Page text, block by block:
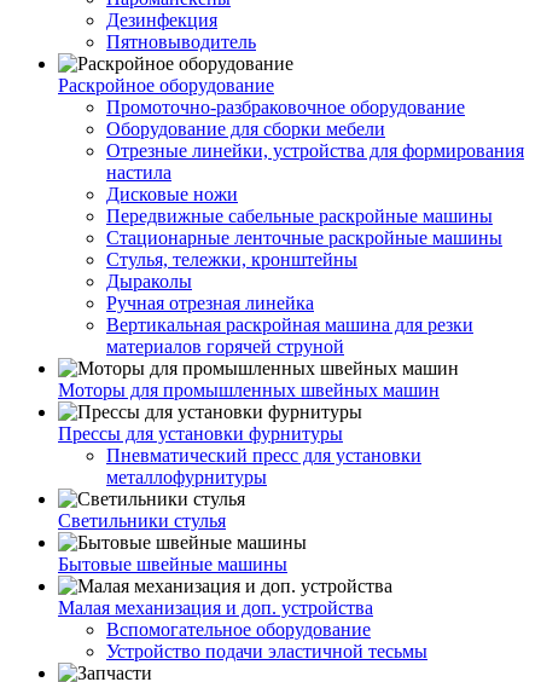
Дезинфекция
Пятновыводитель
Раскройное оборудование
Промоточно-разбраковочное оборудование
Оборудование для сборки мебели
Отрезные линейки, устройства для формирования
настила
Дисковые ножи
Передвижные сабельные раскройные машины
Стационарные ленточные раскройные машины
Стулья, тележки, кронштейны
Дыраколы
Ручная отрезная линейка
Вертикальная раскройная машина для резки
материалов горячей струной
Моторы для промышленных швейных машин
Прессы для установки фурнитуры
Пневматический пресс для установки
металлофурнитуры
Светильники стулья
Бытовые швейные машины
Малая механизация и доп. устройства
Вспомогательное оборудование
Устройство подачи эластичной тесьмы